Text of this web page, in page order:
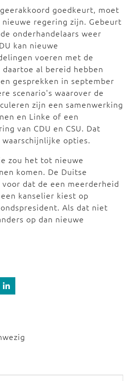
goedkeurt, moet
regering zijn. Gebeurt
onderhandelaars weer
kan nieuwe
voeren met de
daartoe al bereid hebben
gesprekken in september
scenario's waarover de
zijn een samenwerking
en Linke of een
van CDU en CSU. Dat
opties.
zou het tot nieuwe
komen. De Duitse
dat de een meerderheid
kanselier kiest op
Als dat niet
op dan nieuwe